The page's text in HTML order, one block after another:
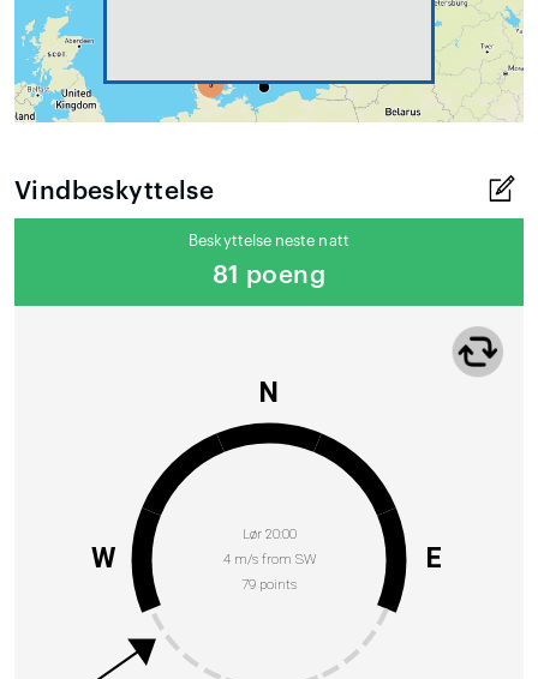
Vindbeskyttelse
Beskyttelse neste natt
81 poeng
Lør 20:00
4 m/s from SW
79 points
N
E
W